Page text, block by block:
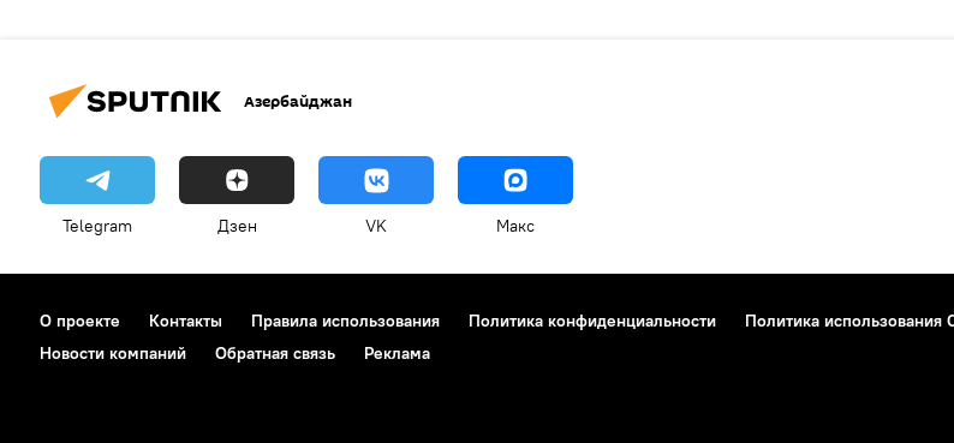
Азербайджан
Telegram Дзен VK Макс
О проекте Контакты Правила использования Политика конфиденциальности Политика использования
Новости компаний
Обратная связь Реклама